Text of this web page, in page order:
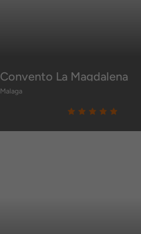
Convento La Magdalena
Malaga